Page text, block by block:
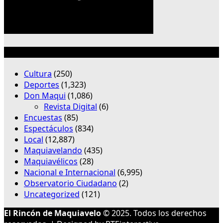
Cultura (250)
Deportes (1,323)
Don Maqui (1,086)
Revista Digital (6)
Encuestas (85)
Espectáculos (834)
Local (12,887)
Maquiavelando (435)
Maquiavélicos (28)
Nacional e Internacional (6,995)
Observatorio Ciudadano (2)
Uncategorized (121)
El Rincón de Maquiavelo© 2025. Todos los derechos